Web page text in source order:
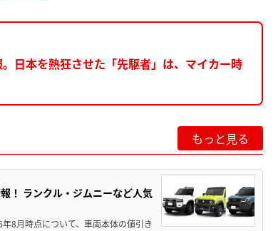
日本を熱狂させた「先駆者」は、マイカー時
もっと見る
！ ランクル・ジムニーなど人気
8月時点について、車両本体の値引き